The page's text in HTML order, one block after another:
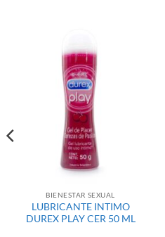
BIENESTAR SEXUAL
LUBRICANTE INTIMO
DUREX PLAY CER 50 ML